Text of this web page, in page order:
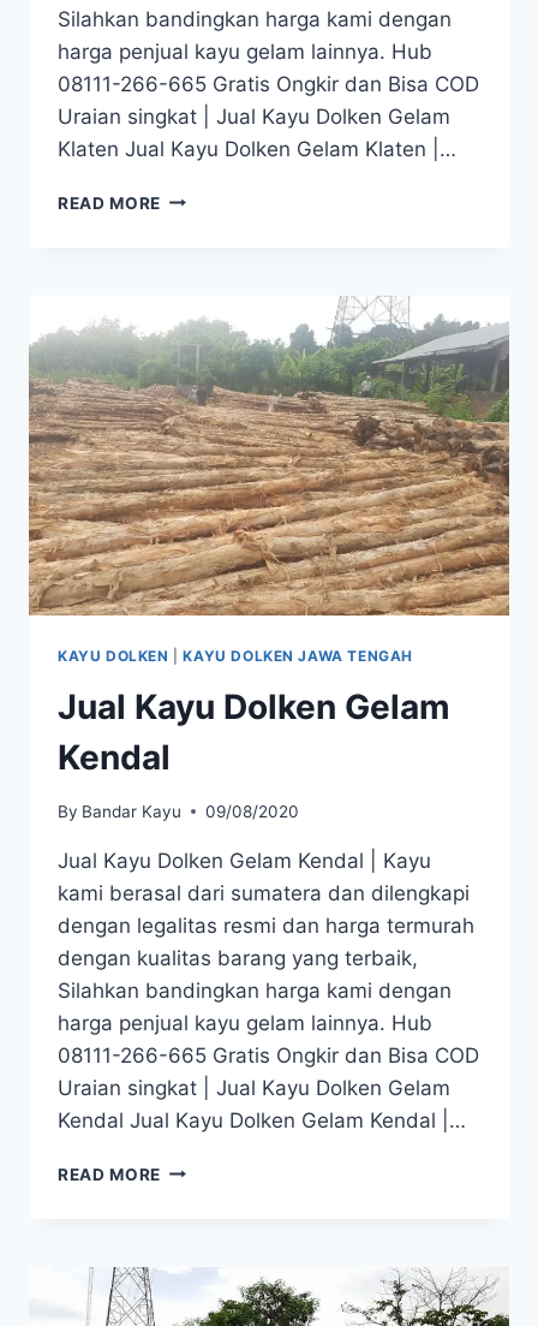
Silahkan bandingkan harga kami dengan
harga penjual kayu gelam lainnya. Hub
08111-266-665 Gratis Ongkir dan Bisa COD
Uraian singkat | Jual Kayu Dolken Gelam
Klaten Jual Kayu Dolken Gelam Klaten |…
READ MORE JUAL
KAYU DOLKEN |KAYU DOLKEN JAWA TENGAH
Jual Kayu Dolken Gelam
Kendal
By Bandar Kayu 09/08/2020
Jual Kayu Dolken Gelam Kendal | Kayu
kami berasal dari sumatera dan dilengkapi
dengan legalitas resmi dan harga termurah
dengan kualitas barang yang terbaik,
Silahkan bandingkan harga kami dengan
harga penjual kayu gelam lainnya. Hub
08111-266-665 Gratis Ongkir dan Bisa COD
Uraian singkat | Jual Kayu Dolken Gelam
Kendal Jual Kayu Dolken Gelam Kendal |…
READ MORE JUAL
KENDAL